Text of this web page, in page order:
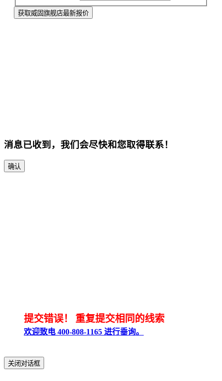
获取威固旗舰店最新报价
消息已收到，我们会尽快和您取得联系！
确认
提交错误！ 重复提交相同的线索
欢迎致电 400-808-1165 进行垂询。
关闭对话框